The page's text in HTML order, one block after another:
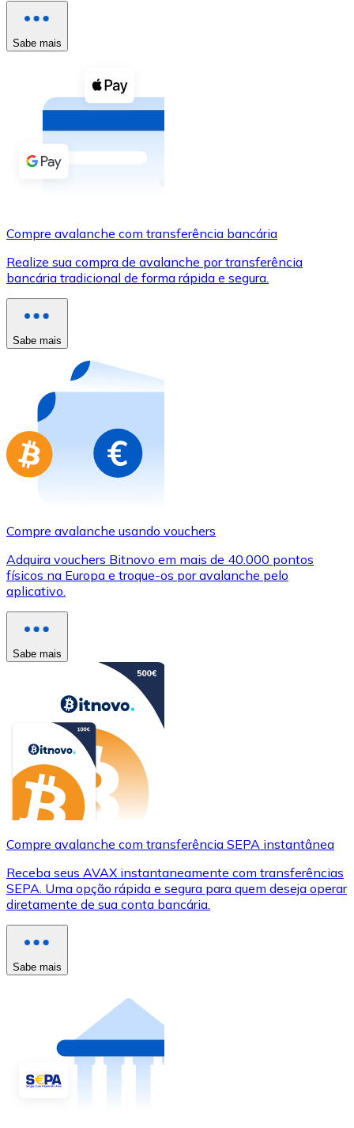
Compre criptomoedas com dinheiro e outros
Transferência SEPA
Adicione fundos à sua conta Bitnovo ou faça
Cartão de crédito / débito
Use cartões Visa e Mastercard para comprar
Comprar com cartão
Loja - Cartões-presente
Novo
Compre cartões-presente das suas marcas favoritas
Ir para a loja de cartões-presente
Sabe mais
Compre avalanche com transferência bancária
Realize sua compra de avalanche por transferência
bancária tradicional de forma rápida e segura.
Sabe mais
Compre avalanche usando vouchers
Adquira vouchers Bitnovo em mais de 40.000 pontos
físicos na Europa e troque-os por avalanche pelo
aplicativo.
Sabe mais
Compre avalanche com transferência SEPA instantânea
Receba seus AVAX instantaneamente com transferências
SEPA. Uma opção rápida e segura para quem deseja operar
diretamente de sua conta bancária.
Sabe mais